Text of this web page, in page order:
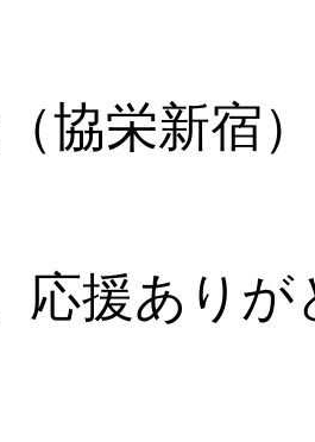
協栄新宿）
応援あり